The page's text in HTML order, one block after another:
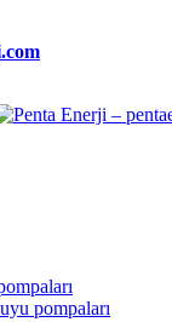
pompaları